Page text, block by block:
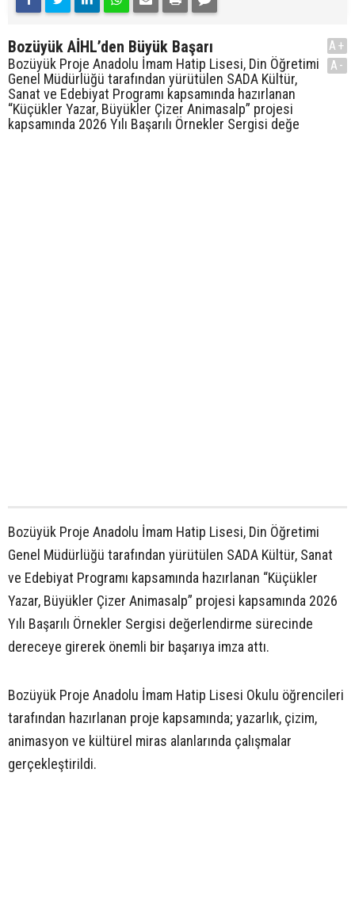
Bozüyük AİHL’den Büyük Başarı
Bozüyük Proje Anadolu İmam Hatip Lisesi, Din Öğretimi
Genel Müdürlüğü tarafından yürütülen SADA Kültür,
Sanat ve Edebiyat Programı kapsamında hazırlanan
“Küçükler Yazar, Büyükler Çizer Animasalp” projesi
kapsamında 2026 Yılı Başarılı Örnekler Sergisi değe
A+
A-
Bozüyük Proje Anadolu İmam Hatip Lisesi, Din Öğretimi
Genel Müdürlüğü tarafından yürütülen SADA Kültür, Sanat
ve Edebiyat Programı kapsamında hazırlanan “Küçükler
Yazar, Büyükler Çizer Animasalp” projesi kapsamında 2026
Yılı Başarılı Örnekler Sergisi değerlendirme sürecinde
dereceye girerek önemli bir başarıya imza attı.
Bozüyük Proje Anadolu İmam Hatip Lisesi Okulu öğrencileri
tarafından hazırlanan proje kapsamında; yazarlık, çizim,
animasyon ve kültürel miras alanlarında çalışmalar
gerçekleştirildi.